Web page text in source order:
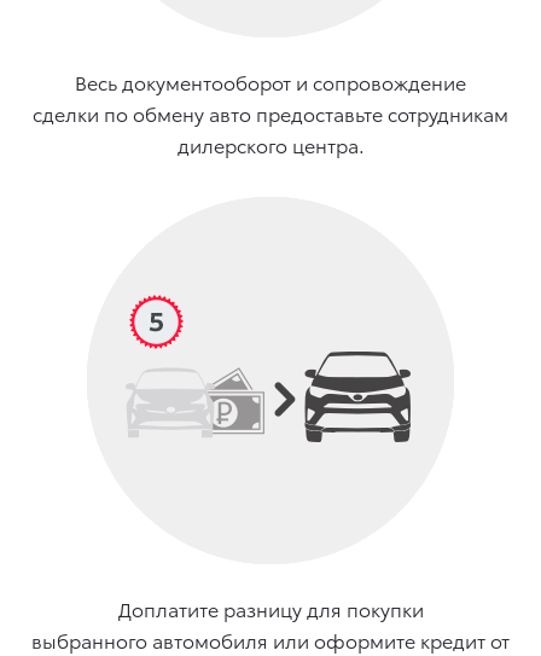
Весь документооборот и сопровождение
сделки по обмену авто предоставьте сотрудникам
дилерского центра.
Доплатите разницу для покупки
выбранного автомобиля или оформите кредит от